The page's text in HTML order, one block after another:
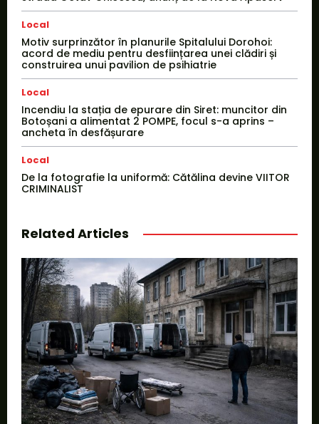
Local
Motiv surprinzător în planurile Spitalului Dorohoi:
acord de mediu pentru desființarea unei clădiri și
construirea unui pavilion de psihiatrie
Local
Incendiu la stația de epurare din Siret: muncitor din
Botoșani a alimentat 2 POMPE, focul s-a aprins –
ancheta în desfășurare
Local
De la fotografie la uniformă: Cătălina devine VIITOR
CRIMINALIST
Related Articles